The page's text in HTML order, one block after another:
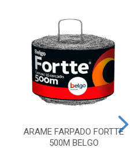
ARAME FARPADO FORTTE
500M BELGO